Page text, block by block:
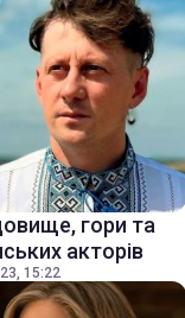
гори та
акторів
15:22